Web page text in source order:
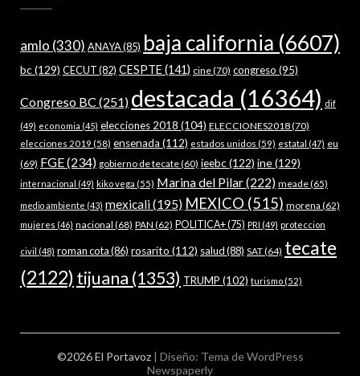
amlo (330) ANAYA(85) baja california (6607)
bc(129) CECUT(82) CESPTE (141) cine(70) congreso (95)
Congreso BC (251) destacada (16364) dif
(49) economia (45) elecciones 2018 (104) ELECCIONES2018(70)
elecciones 2019 (58) ensenada (112) estados unidos (59) estatal (47) eu
(69) FGE(234) gobierno de tecate(60) ieebc(122) ine(129)
internacional (49) kiko vega (55) Marina del Pilar(222) meade(65)
medio ambiente (43) mexicali(195) MEXICO (515) morena (62)
mujeres (46) nacional (68) PAN (62) POLITICA+(75) PRI (49) proteccion
civil (48) roman cota(86) rosarito (112) salud(88) SAT(64) tecate
(2122) tijuana (1353) TRUMP (102) turismo (52)
©2026 El Portavoz | Diseño: Tema de WordPress
Newspaperly